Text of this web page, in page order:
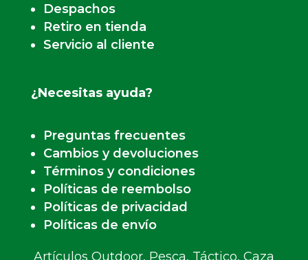
Despachos
Retiro en tienda
Servicio al cliente
¿Necesitas ayuda?
Preguntas frecuentes
Cambios y devoluciones
Términos y condiciones
Políticas de reembolso
Políticas de privacidad
Políticas de envío
Artículos Outdoor, Pesca, Táctico, Caza